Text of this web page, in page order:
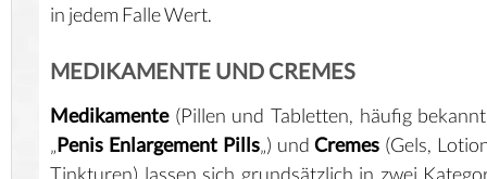
in jedem Falle Wert.
MEDIKAMENTE UND CREMES
Medikamente(Pillen und Tabletten, häufig
„Penis Enlargement Pills„) undCremes (Gels,
Tinkturen) lassen sich grundsätzlich in zwei